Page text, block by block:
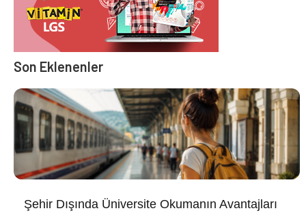
Son Eklenenler
Şehir Dışında Üniversite Okumanın Avantajları